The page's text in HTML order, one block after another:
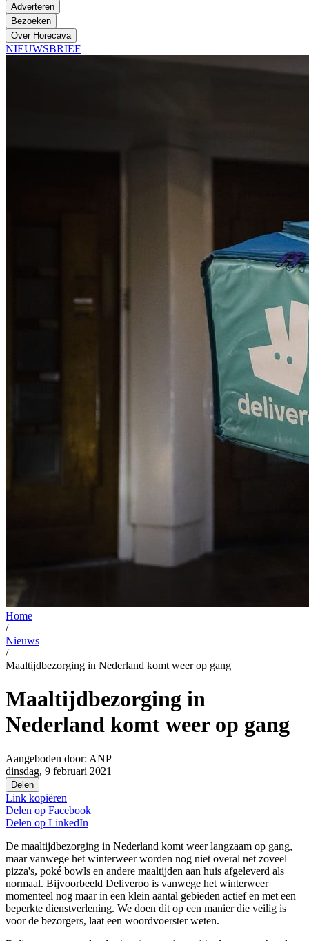
Adverteren
Bezoeken
Over Horecava
NIEUWSBRIEF
Home
/
Nieuws
/
Maaltijdbezorging in Nederland komt weer op gang
Maaltijdbezorging in
Nederland komt weer op gang
Aangeboden door: ANP
dinsdag, 9 februari 2021
Delen
Link kopiëren
Delen op Facebook
Delen op LinkedIn
De maaltijdbezorging in Nederland komt weer langzaam op gang,
maar vanwege het winterweer worden nog niet overal net zoveel
pizza's, poké bowls en andere maaltijden aan huis afgeleverd als
normaal. Bijvoorbeeld Deliveroo is vanwege het winterweer
momenteel nog maar in een klein aantal gebieden actief en met een
beperkte dienstverlening. We doen dit op een manier die veilig is
voor de bezorgers, laat een woordvoerster weten.